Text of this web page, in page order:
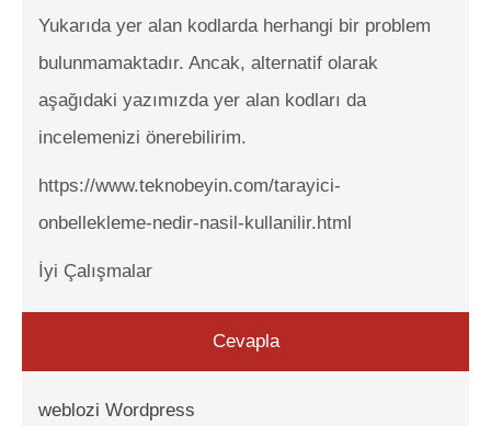
Yukarıda yer alan kodlarda herhangi bir problem
bulunmamaktadır. Ancak, alternatif olarak
aşağıdaki yazımızda yer alan kodları da
incelemenizi önerebilirim.
https://www.teknobeyin.com/tarayici-
onbellekleme-nedir-nasil-kullanilir.html
İyi Çalışmalar
Cevapla
weblozi Wordpress